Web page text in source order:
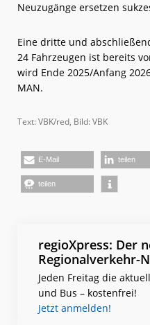
Neuzugänge ersetzen
Eine dritte und
24 Fahrzeugen ist bereits
wird Ende 2025/Anfang
MAN.
Text: VBK/red, Bild: VBK
E-Mail teilen
teilen
regioXpress: Der
Regionalverkehr-
Jeden Freitag die
und Bus – kostenfrei!
Jetzt anmelden!